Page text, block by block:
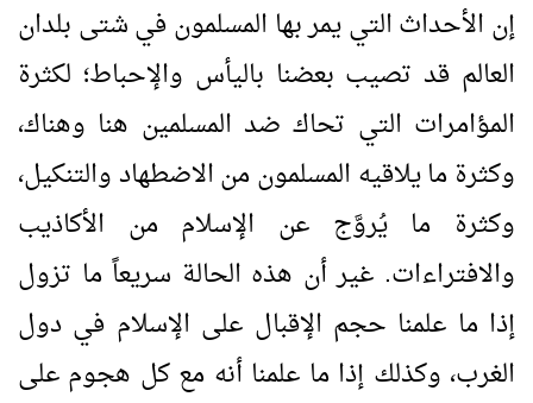
إن الأحداث التي يمر بها المسلمون في شتى بلدان
العالم قد تصيب بعضنا باليأس والإحباط؛ لكثرة
المؤامرات التي تحاك ضد المسلمين هنا وهناك،
وكثرة ما يلاقيه المسلمون من الاضطهاد والتنكيل،
وكثرة ما يُروَّج عن الإسلام من الأكاذيب
والافتراءات. غير أن هذه الحالة سريعاً ما تزول
إذا ما علمنا حجم الإقبال على الإسلام في دول
الغرب، وكذلك إذا ما علمنا أنه مع كل هجوم على